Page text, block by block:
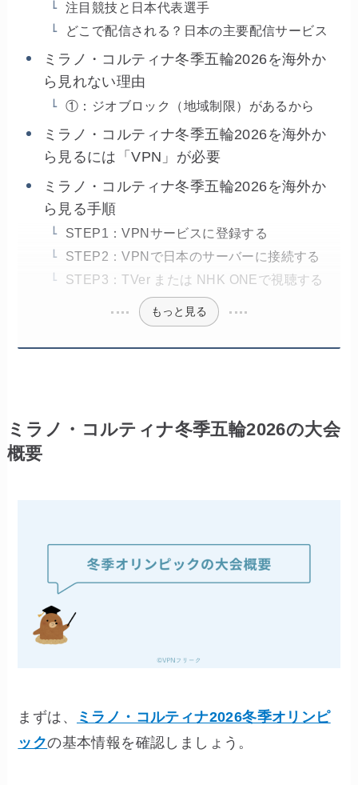
注目競技と日本代表選手
どこで配信される？日本の主要配信サービス
ミラノ・コルティナ冬季五輪2026を海外か
ら見れない理由
①：ジオブロック（地域制限）があるから
ミラノ・コルティナ冬季五輪2026を海外か
ら見るには「VPN」が必要
ミラノ・コルティナ冬季五輪2026を海外か
ら見る手順
STEP1：VPNサービスに登録する
STEP2：VPNで日本のサーバーに接続する
STEP3：TVer または NHK ONEで視聴する
もっと見る
ミラノ・コルティナ冬季五輪2026の大会
概要
まずは、
ミラノ・コルティナ2026冬季オリンピ
ックの基本情報を確認しましょう。